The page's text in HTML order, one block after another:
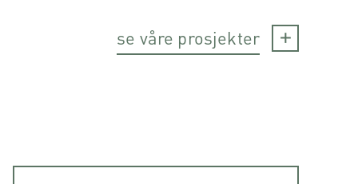
se våre prosjekter